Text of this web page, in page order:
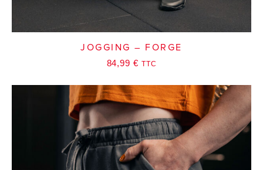
JOGGING – FORGE
84,99 € TTC